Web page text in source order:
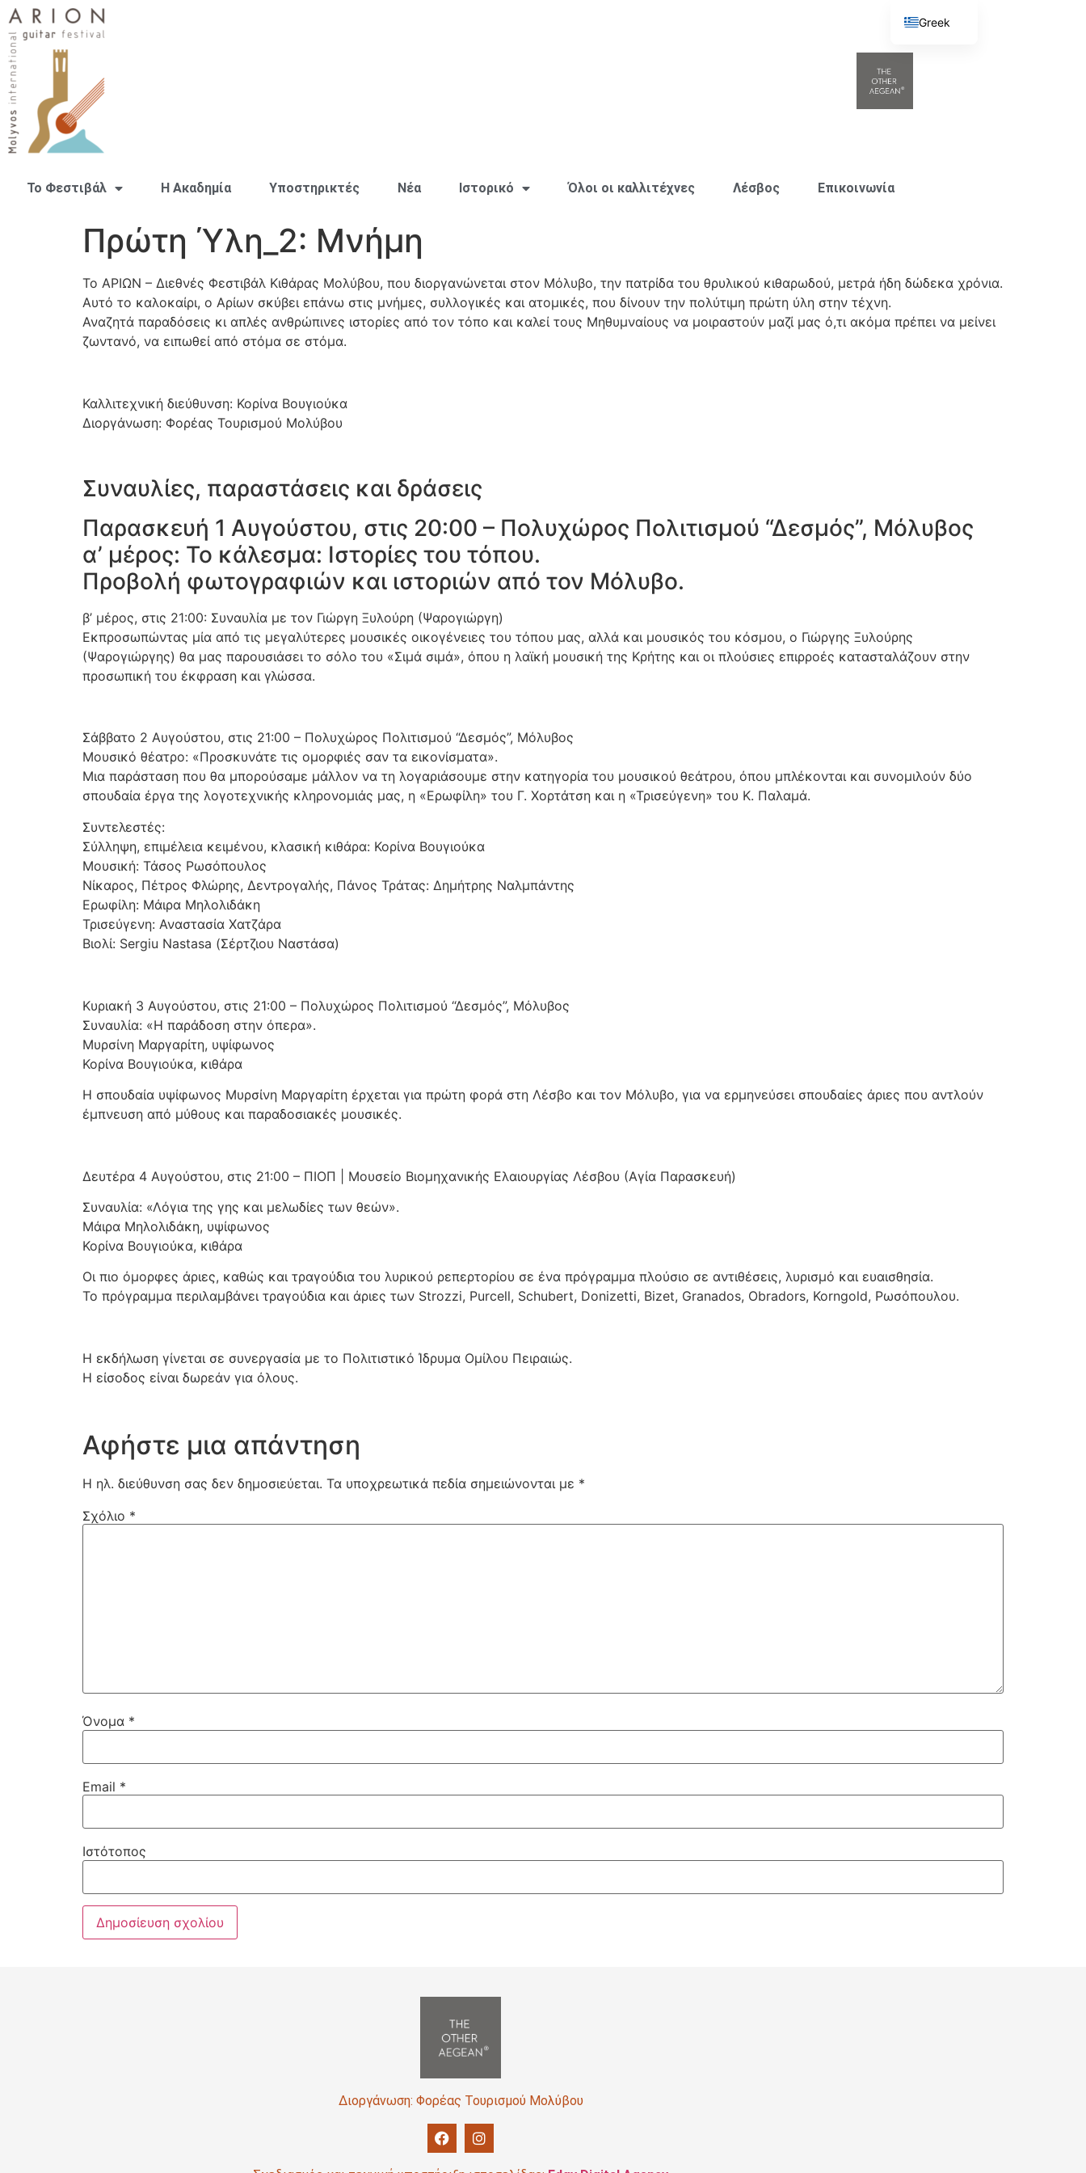
Το Φεστιβάλ H Ακαδημία Υποστηρικτές Νέα Ιστορικό Όλοι οι καλλιτέχνες Λέσβος Επικοινωνία
Πρώτη Ύλη_2: Μνήμη
Το ΑΡΙΩΝ – Διεθνές Φεστιβάλ Κιθάρας Μολύβου, που διοργανώνεται στον Μόλυβο, την πατρίδα του θρυλικού κιθαρωδού, μετρά ήδη δώδεκα χρόνια.
Αυτό το καλοκαίρι, ο Αρίων σκύβει επάνω στις μνήμες, συλλογικές και ατομικές, που δίνουν την πολύτιμη πρώτη ύλη στην τέχνη.
Αναζητά παραδόσεις κι απλές ανθρώπινες ιστορίες από τον τόπο και καλεί τους Μηθυμναίους να μοιραστούν μαζί μας ό,τι ακόμα πρέπει να μείνει
ζωντανό, να ειπωθεί από στόμα σε στόμα.
Καλλιτεχνική διεύθυνση: Κορίνα Βουγιούκα
Διοργάνωση: Φορέας Τουρισμού Μολύβου
Συναυλίες, παραστάσεις και δράσεις
Παρασκευή 1 Αυγούστου, στις 20:00 – Πολυχώρος Πολιτισμού “Δεσμός”, Μόλυβος
α’ μέρος: Το κάλεσμα: Ιστορίες του τόπου.
Προβολή φωτογραφιών και ιστοριών από τον Μόλυβο.
β’ μέρος, στις 21:00: Συναυλία με τον Γιώργη Ξυλούρη (Ψαρογιώργη)
Εκπροσωπώντας μία από τις μεγαλύτερες μουσικές οικογένειες του τόπου μας, αλλά και μουσικός του κόσμου, ο Γιώργης Ξυλούρης
(Ψαρογιώργης) θα μας παρουσιάσει το σόλο του «Σιμά σιμά», όπου η λαϊκή μουσική της Κρήτης και οι πλούσιες επιρροές κατασταλάζουν στην
προσωπική του έκφραση και γλώσσα.
Σάββατο 2 Αυγούστου, στις 21:00 – Πολυχώρος Πολιτισμού “Δεσμός”, Μόλυβος
Μουσικό θέατρο: «Προσκυνάτε τις ομορφιές σαν τα εικονίσματα».
Μια παράσταση που θα μπορούσαμε μάλλον να τη λογαριάσουμε στην κατηγορία του μουσικού θεάτρου, όπου μπλέκονται και συνομιλούν δύο
σπουδαία έργα της λογοτεχνικής κληρονομιάς μας, η «Ερωφίλη» του Γ. Χορτάτση και η «Τρισεύγενη» του Κ. Παλαμά.
Συντελεστές:
Σύλληψη, επιμέλεια κειμένου, κλασική κιθάρα: Κορίνα Βουγιούκα
Μουσική: Τάσος Ρωσόπουλος
Νίκαρος, Πέτρος Φλώρης, Δεντρογαλής, Πάνος Τράτας: Δημήτρης Ναλμπάντης
Ερωφίλη: Μάιρα Μηλολιδάκη
Τρισεύγενη: Αναστασία Χατζάρα
Βιολί: Sergiu Nastasa (Σέρτζιου Ναστάσα)
Κυριακή 3 Αυγούστου, στις 21:00 – Πολυχώρος Πολιτισμού “Δεσμός”, Μόλυβος
Συναυλία: «Η παράδοση στην όπερα».
Μυρσίνη Μαργαρίτη, υψίφωνος
Κορίνα Βουγιούκα, κιθάρα
Η σπουδαία υψίφωνος Μυρσίνη Μαργαρίτη έρχεται για πρώτη φορά στη Λέσβο και τον Μόλυβο, για να ερμηνεύσει σπουδαίες άριες που αντλούν
έμπνευση από μύθους και παραδοσιακές μουσικές.
Δευτέρα 4 Αυγούστου, στις 21:00 – ΠΙΟΠ | Μουσείο Βιομηχανικής Ελαιουργίας Λέσβου (Αγία Παρασκευή)
Συναυλία: «Λόγια της γης και μελωδίες των θεών».
Μάιρα Μηλολιδάκη, υψίφωνος
Κορίνα Βουγιούκα, κιθάρα
Οι πιο όμορφες άριες, καθώς και τραγούδια του λυρικού ρεπερτορίου σε ένα πρόγραμμα πλούσιο σε αντιθέσεις, λυρισμό και ευαισθησία.
Το πρόγραμμα περιλαμβάνει τραγούδια και άριες των Strozzi, Purcell, Schubert, Donizetti, Bizet, Granados, Obradors, Korngold, Ρωσόπουλου.
Η εκδήλωση γίνεται σε συνεργασία με το Πολιτιστικό Ίδρυμα Ομίλου Πειραιώς.
Η είσοδος είναι δωρεάν για όλους.
Αφήστε μια απάντηση
Η ηλ. διεύθυνση σας δεν δημοσιεύεται. Τα υποχρεωτικά πεδία σημειώνονται με *
Σχόλιο *
Όνομα *
Email *
Ιστότοπος
Διοργάνωση: Φορέας Τουρισμού Μολύβου
Greek